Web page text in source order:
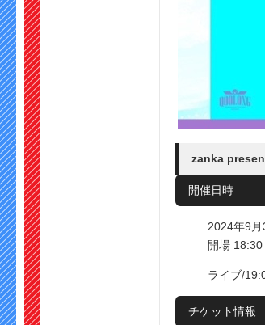
zanka
開催日時
2024年9
開場
ライブ/
チケット情報